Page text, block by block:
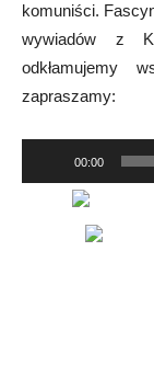
komuniści.
wywiadów z
odkłamujemy
zapraszamy:
plików
dźwiękowych
00:00